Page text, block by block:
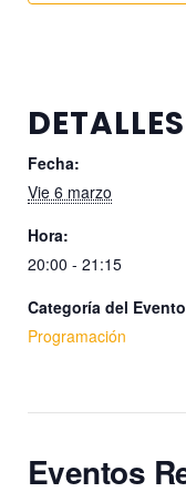
DETALLES
Fecha:
Vie 6 marzo
Hora:
20:00 - 21:15
Categoría del
Programación
Eventos